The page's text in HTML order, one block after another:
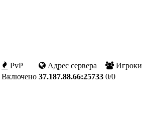
PvP Адрес сервера
Игроки
Включено 37.187.88.66:25733 0/0